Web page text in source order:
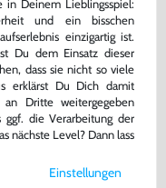
Pro Controller
in Deinem Lieblingsspiel:
und ein bisschen
einzigartig ist.
Du dem Einsatz dieser
dass sie nicht so viele
erklärst Du Dich damit
Dritte weitergegeben
ggf. die Verarbeitung der
nächste Level? Dann lass
Cookies und
Einstellungen